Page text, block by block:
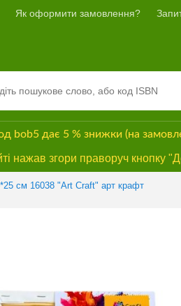
Як оформити замовлення?
bob5 дає 5 % знижки (на
нажав згори праворуч кнопку
см 16038 "Art Craft" арт крафт